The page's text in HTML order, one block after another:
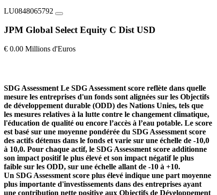
LU0848065792
JPM Global Select Equity C Dist USD
€ 0.00 Millions d'Euros
SDG Assessment Le SDG Assessment score reflète dans quelle
mesure les entreprises d'un fonds sont alignées sur les Objectifs
de développement durable (ODD) des Nations Unies, tels que
les mesures relatives à la lutte contre le changement climatique,
l'éducation de qualité ou encore l’accès à l’eau potable. Le score
est basé sur une moyenne pondérée du SDG Assessment score
des actifs détenus dans le fonds et varie sur une échelle de -10,0
à 10,0. Pour chaque actif, le SDG Assessment score additionne
son impact positif le plus élevé et son impact négatif le plus
faible sur les ODD, sur une échelle allant de -10 à +10.
Un SDG Assessment score plus élevé indique une part moyenne
plus importante d'investissements dans des entreprises ayant
une contribution nette positive aux Objectifs de Développement